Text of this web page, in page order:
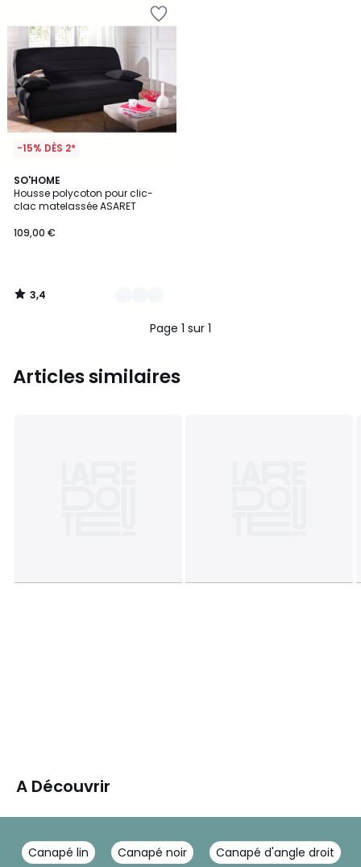
-15% DÈS 2*
SO'HOME
Housse polycoton pour clic-
clac matelassée ASARET
109,00 €
3,4
/ 5
3
Couleurs
3,4
/
Page 1 sur 1
Articles similaires
A Découvrir
Canapé lin Canapé noir Canapé d'angle droit